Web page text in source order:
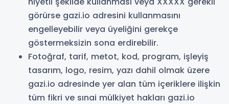
görürse gazi.io adresini kullanmasını
engelleyebilir veya üyeliğini gerekçe
göstermeksizin sona erdirebilir.
Fotoğraf, tarif, metot, kod, program, işleyiş
tasarım, logo, resim, yazı dahil olmak üzere
gazi.io adresinde yer alan tüm içeriklere ilişkin
tüm fikri ve sınai mülkiyet hakları gazi.io